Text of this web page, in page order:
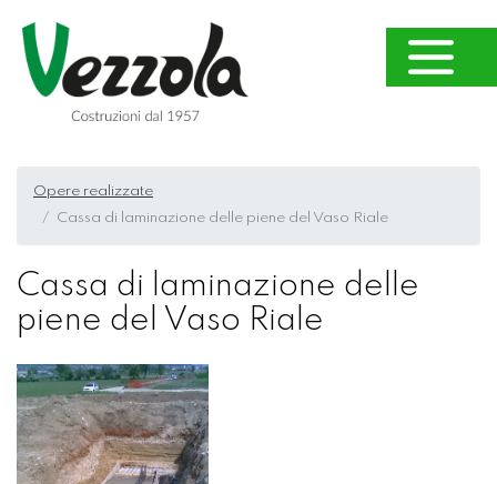
Opere realizzate
Cassa di laminazione delle piene del Vaso Riale
Cassa di laminazione delle
piene del Vaso Riale